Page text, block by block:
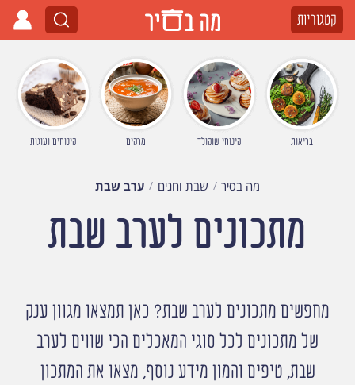
קטגוריות
בריאות קינוחי שוקולד מרקים קינוחים ועוגות
מה בסיר שבת וחגים ערב שבת
מתכונים לערב שבת
מחפשים מתכונים לערב שבת? כאן תמצאו מגוון ענק
של מתכונים לכל סוגי המאכלים הכי שווים לערב
שבת, טיפים והמון מידע נוסף, מצאו את המתכון